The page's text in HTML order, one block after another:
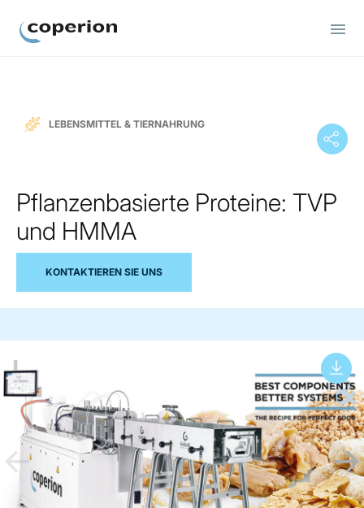
LEBENSMITTEL & TIERNAHRUNG
Pflanzenbasierte Proteine: TVP
und HMMA
KONTAKTIEREN SIE UNS